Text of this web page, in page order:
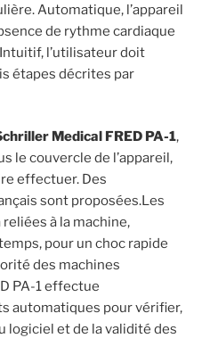
Automatique, l’appareil
de rythme cardiaque
l’utilisateur doit
étapes décrites par
Medical FRED PA-1,
le couvercle de l’appareil,
effectuer. Des
sont proposées.Les
à la machine,
pour un choc rapide
des machines
PA-1 effectue
automatiques pour vérifier,
logiciel et de la validité des